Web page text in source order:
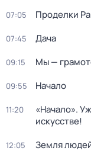
07:05 Проделки
07:45 Дача
09:15 Мы —
09:55 Начало
11:20
«Начало».
искусстве!
12:05 Земля